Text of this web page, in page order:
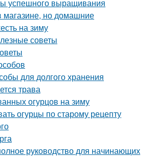
успешного выращивания
магазине, но домашние
на зиму
советы
для долгого хранения
трава
огурцов на зиму
огурцы по старому рецепту
руководство для начинающих